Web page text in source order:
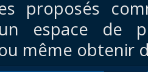
proposés
espace de
même obtenir